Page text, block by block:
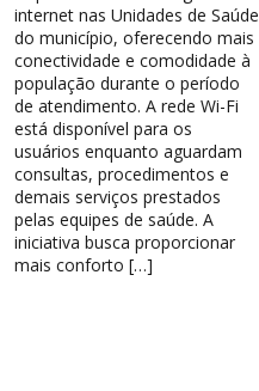
internet nas Unidades de Saúde
do município, oferecendo mais
conectividade e comodidade à
população durante o período
de atendimento. A rede Wi-Fi
está disponível para os
usuários enquanto aguardam
consultas, procedimentos e
demais serviços prestados
pelas equipes de saúde. A
iniciativa busca proporcionar
mais conforto […]